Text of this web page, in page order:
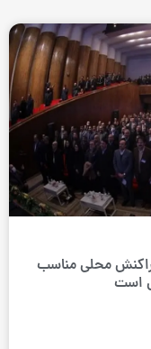
محلی مناسب
است